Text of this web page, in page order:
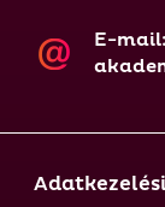
E-mail: